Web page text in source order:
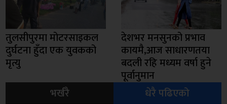
तुलसीपुरमा मोटरसाइकल
दुर्घटना हुँदा एक युवकको
मृत्यु
देशभर मनसुनको प्रभाव
कायमै,आज साधारणतया
बदली रहि मध्यम वर्षा हुने
पूर्वानुमान
भर्खरै
धेरै पढिएको